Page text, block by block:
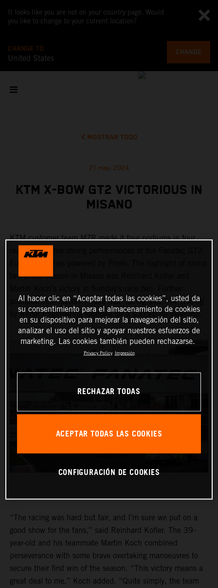
It looks like you are not on your country page. Would
you like to change to your current location?
CHANGE TO
United States
CHANGE
MOSTRAR TODO
21 may. 2024
KTM X-BOW GT2 VICTORIOUS IN
MISANO
KTM customer team MZR made it four podiums in four
races with some strong performances at the Fanatec GT2
two of the season in Misano was Reinhard Kofler and
podiums from razoon – more than racing and True Racing
by Reiter Engineering rounded off a successful weekend.
“The racing was hard but fair, and I’m sure we put on a
good show for the fans,” said Reinhard Kofler. The 39-
year-old and his teammate Martin Koch combined
perseverance with some brave overtaking manoeuvres to
secure their first win of the season. “This victory means a
great deal to me,” Koch added. “Quite simply, the team
Al hacer clic en “Aceptar todas las cookies”, usted da
su consentimiento para el almacenamiento de cookies
en su dispositivo para mejorar la navegación del sitio,
analizar el uso del sitio y apoyar nuestros esfuerzos de
marketing. Las cookies también pueden rechazarse.
Privacy Policy Impresión
RECHAZAR TODAS
ACEPTAR TODAS LAS COOKIES
CONFIGURACIÓN DE COOKIES